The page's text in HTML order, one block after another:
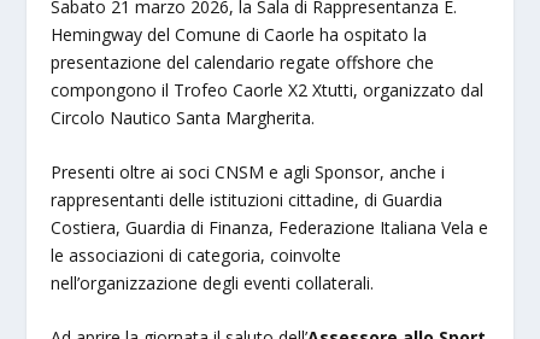
Sabato 21 marzo 2026, la Sala di Rappresentanza E.
Hemingway del Comune di Caorle ha ospitato la
presentazione del calendario regate offshore che
compongono il Trofeo Caorle X2 Xtutti, organizzato dal
Circolo Nautico Santa Margherita.
Presenti oltre ai soci CNSM e agli Sponsor, anche i
rappresentanti delle istituzioni cittadine, di Guardia
Costiera, Guardia di Finanza, Federazione Italiana Vela e
le associazioni di categoria, coinvolte
nell’organizzazione degli eventi collaterali.